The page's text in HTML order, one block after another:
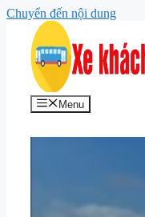
Chuyển đến nội dung
Menu